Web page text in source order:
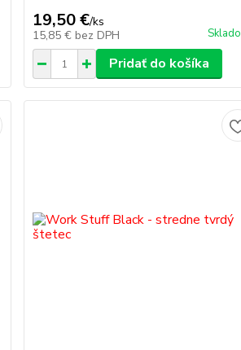
19,50 €/ks
15,85 € bez DPH
Pridať do košíka